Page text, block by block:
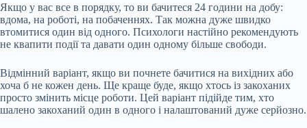
Якщо у вас все в порядку, то ви бачитеся 24 години на добу:
вдома, на роботі, на побаченнях. Так можна дуже швидко
втомитися один від одного. Психологи настійно рекомендують
не квапити події та давати один одному більше свободи.
Відмінний варіант, якщо ви почнете бачитися на вихідних або
хоча б не кожен день. Ще краще буде, якщо хтось із закоханих
просто змінить місце роботи. Цей варіант підійде тим, хто
шалено закоханий один в одного і налаштований дуже серйозно.